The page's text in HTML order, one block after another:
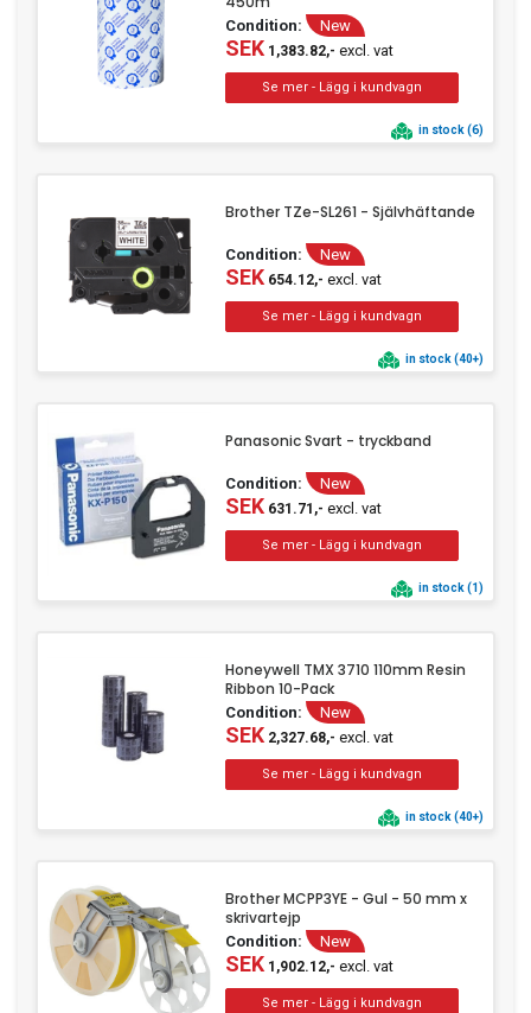
Condition: New
SEK1,383.82,- excl. vat
in stock (6)
Brother TZe-SL261 - Självhäftande
Condition: New
SEK654.12,- excl. vat
in stock (40+)
Panasonic Svart - tryckband
Condition: New
SEK631.71,- excl. vat
in stock (1)
Honeywell TMX 3710 110mm Resin
Ribbon 10-Pack
Condition: New
SEK2,327.68,- excl. vat
in stock (40+)
Brother MCPP3YE - Gul - 50 mm x
skrivartejp
Condition: New
SEK1,902.12,- excl. vat